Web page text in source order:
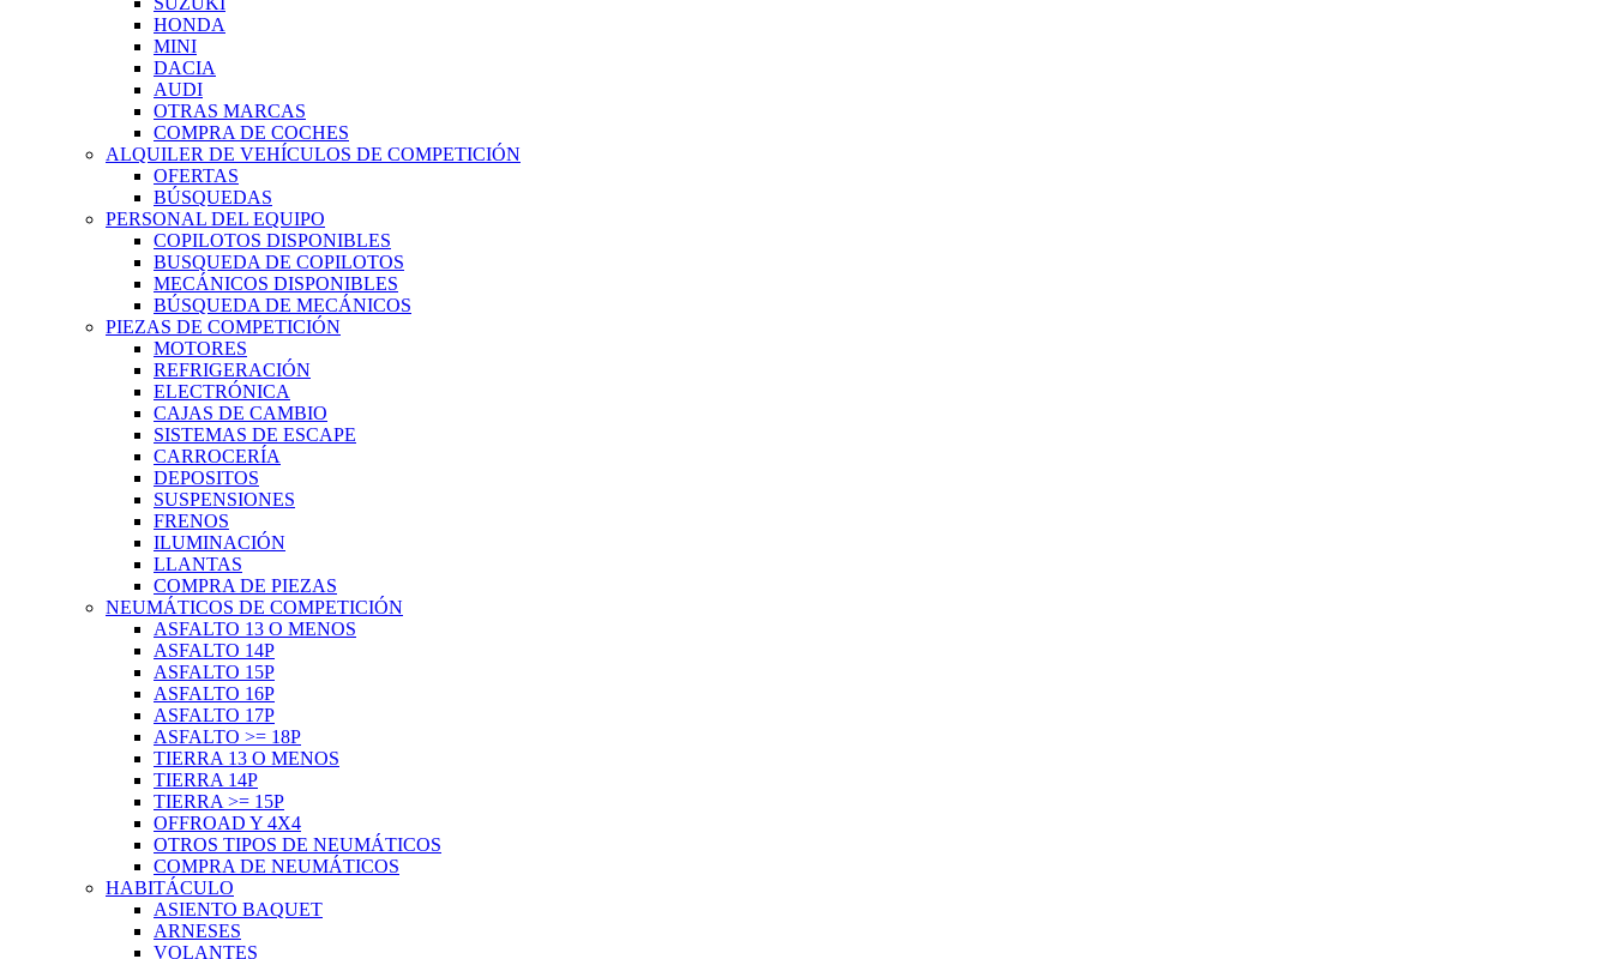
HONDA
MINI
DACIA
AUDI
OTRAS MARCAS
COMPRA DE COCHES
ALQUILER DE VEHÍCULOS DE COMPETICIÓN
OFERTAS
BÚSQUEDAS
PERSONAL DEL EQUIPO
COPILOTOS DISPONIBLES
BUSQUEDA DE COPILOTOS
MECÁNICOS DISPONIBLES
BÚSQUEDA DE MECÁNICOS
PIEZAS DE COMPETICIÓN
MOTORES
REFRIGERACIÓN
ELECTRÓNICA
CAJAS DE CAMBIO
SISTEMAS DE ESCAPE
CARROCERÍA
DEPOSITOS
SUSPENSIONES
FRENOS
ILUMINACIÓN
LLANTAS
COMPRA DE PIEZAS
NEUMÁTICOS DE COMPETICIÓN
ASFALTO 13 O MENOS
ASFALTO 14P
ASFALTO 15P
ASFALTO 16P
ASFALTO 17P
ASFALTO >= 18P
TIERRA 13 O MENOS
TIERRA 14P
TIERRA >= 15P
OFFROAD Y 4X4
OTROS TIPOS DE NEUMÁTICOS
COMPRA DE NEUMÁTICOS
HABITÁCULO
ASIENTO BAQUET
ARNESES
VOLANTES